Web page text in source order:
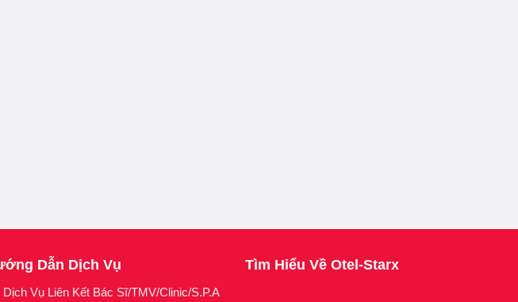
Dẫn Dịch Vụ
Dịch Vụ Liên Kết Bác Sĩ/TMV/Clinic/S.P.A
Tìm Hiểu Về Otel-Starx